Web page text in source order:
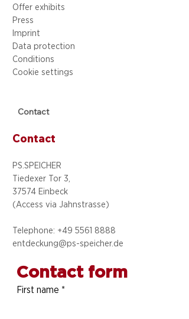
Offer exhibits
Press
Imprint
Data protection
Conditions
Cookie settings
Contact
Contact
PS.SPEICHER
Tiedexer Tor 3,
37574 Einbeck
(Access via Jahnstrasse)
Telephone: +49 5561 8888
entdeckung@ps-speicher.de
Contact form
First name *